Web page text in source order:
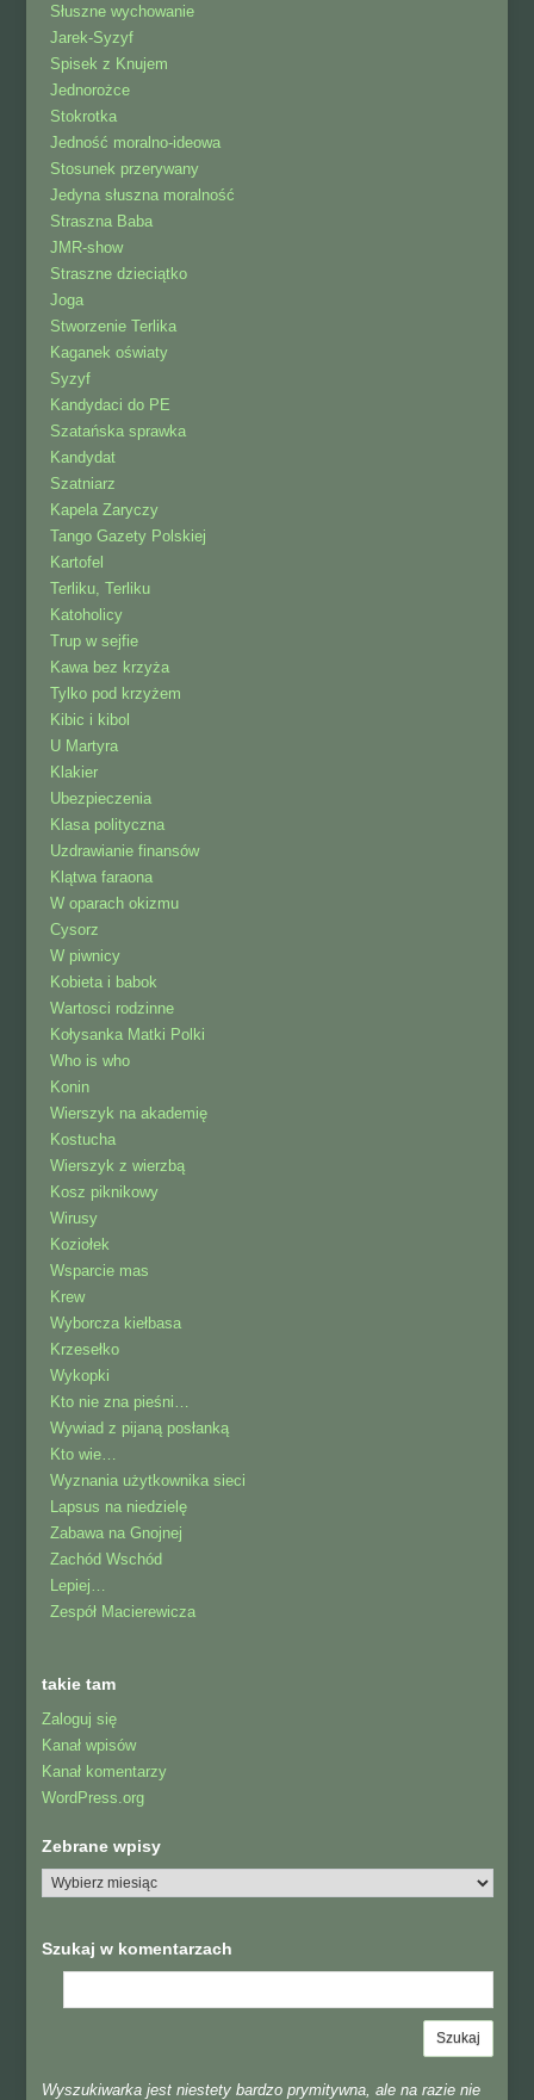
Słuszne wychowanie
Jarek-Syzyf
Spisek z Knujem
Jednorożce
Stokrotka
Jedność moralno-ideowa
Stosunek przerywany
Jedyna słuszna moralność
Straszna Baba
JMR-show
Straszne dzieciątko
Joga
Stworzenie Terlika
Kaganek oświaty
Syzyf
Kandydaci do PE
Szatańska sprawka
Kandydat
Szatniarz
Kapela Zaryczy
Tango Gazety Polskiej
Kartofel
Terliku, Terliku
Katoholicy
Trup w sejfie
Kawa bez krzyża
Tylko pod krzyżem
Kibic i kibol
U Martyra
Klakier
Ubezpieczenia
Klasa polityczna
Uzdrawianie finansów
Klątwa faraona
W oparach okizmu
Cysorz
W piwnicy
Kobieta i babok
Wartosci rodzinne
Kołysanka Matki Polki
Who is who
Konin
Wierszyk na akademię
Kostucha
Wierszyk z wierzbą
Kosz piknikowy
Wirusy
Koziołek
Wsparcie mas
Krew
Wyborcza kiełbasa
Krzesełko
Wykopki
Kto nie zna pieśni…
Wywiad z pijaną posłanką
Kto wie…
Wyznania użytkownika sieci
Lapsus na niedzielę
Zabawa na Gnojnej
Zachód Wschód
Lepiej…
Zespół Macierewicza
takie tam
Zaloguj się
Kanał wpisów
Kanał komentarzy
WordPress.org
Zebrane wpisy
Szukaj w komentarzach
Wyszukiwarka jest niestety bardzo prymitywna, ale na razie nie